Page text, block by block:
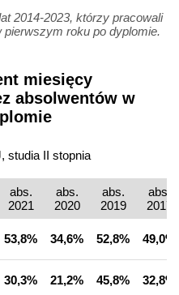
2014-2023, którzy pracowali
roku po dyplomie.
miesięcy
absolwentów w
studia II stopnia
abs.
2021
abs.
2020
abs.
2019
abs.
2017
53,8% 34,6% 52,8% 49,0%
30,3% 21,2% 45,8% 32,8%